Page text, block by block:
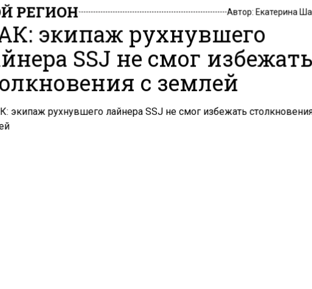
РЕГИОН Автор: Екатерина
экипаж рухнувшего
SSJ не смог избежать
с землей